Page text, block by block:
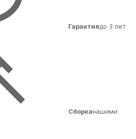
Гарантиядо 3 лет
Сборканашими